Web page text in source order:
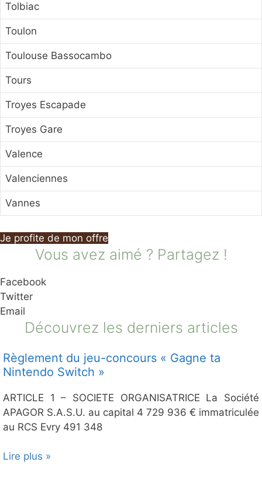
Tolbiac
Toulon
Toulouse Bassocambo
Tours
Troyes Escapade
Troyes Gare
Valence
Valenciennes
Vannes
Je profite de mon offre
Vous avez aimé ? Partagez !
Facebook
Twitter
Email
Découvrez les derniers articles
Règlement du jeu-concours « Gagne ta
Nintendo Switch »
ARTICLE 1 – SOCIETE ORGANISATRICE La Société
APAGOR S.A.S.U. au capital 4 729 936 € immatriculée
au RCS Evry 491 348
Lire plus »